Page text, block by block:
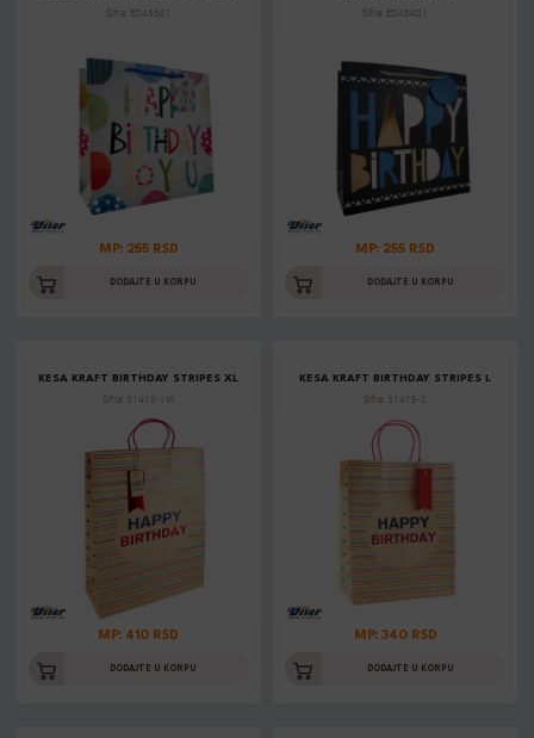
Šifra: ED43501
MP: 255 RSD
DODAJTE U KORPU
Šifra: ED43401
MP: 255 RSD
DODAJTE U KORPU
KESA KRAFT BIRTHDAY STRIPES XL
Šifra: 31415-1W
MP: 410 RSD
DODAJTE U KORPU
KESA KRAFT BIRTHDAY STRIPES L
Šifra: 31415-2
MP: 340 RSD
DODAJTE U KORPU